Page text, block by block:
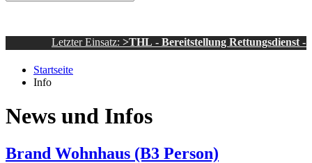
Letzter Einsatz:>THL - Bereitstellung Rettungsdienst -
Startseite
Info
News und Infos
Brand Wohnhaus (B3 Person)